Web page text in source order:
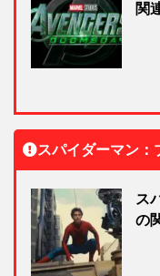
関
スパイダーマン：
ス
の